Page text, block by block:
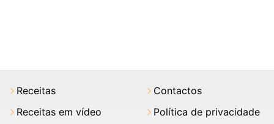
Receitas
Receitas em vídeo
Contactos
Política de privacidade